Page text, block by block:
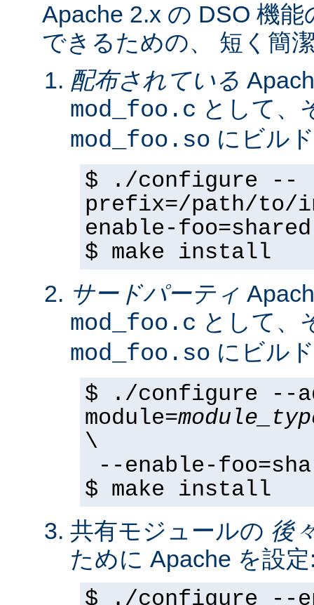
Apache 2.x の DSO 機
できるための、 短く簡
配布されている
mod_foo.c として、
mod_foo.so にビル
$ ./configure --
prefix=/path/
enable-foo=shared
$ make install
サードパーティ
mod_foo.c として、
mod_foo.so にビル
$ ./configure --
module=
\
--enable-
$ make install
共有モジュールの 後
ために Apache を設
$ ./configure --